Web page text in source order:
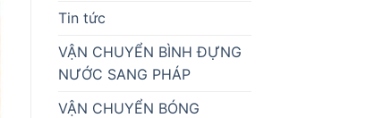
Tin tức
VẬN CHUYỂN BÌNH ĐỰNG
NƯỚC SANG PHÁP
VẬN CHUYỂN BÓNG